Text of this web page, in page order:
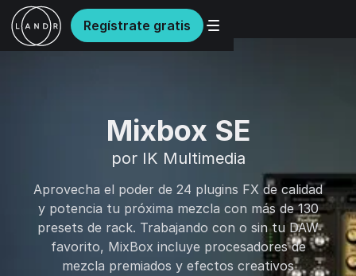
Regístrate gratis
Mixbox SE
por IK Multimedia
Aprovecha el poder de 24 plugins FX de calidad
y potencia tu próxima mezcla con más de 130
presets de rack. Trabajando con o sin tu DAW
favorito, MixBox incluye procesadores de
mezcla premiados y efectos creativos